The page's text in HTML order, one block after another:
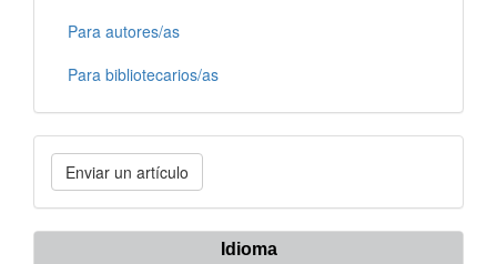
Para autores/as
Para bibliotecarios/as
Enviar
un
artículo
Enviar un artículo
Idioma